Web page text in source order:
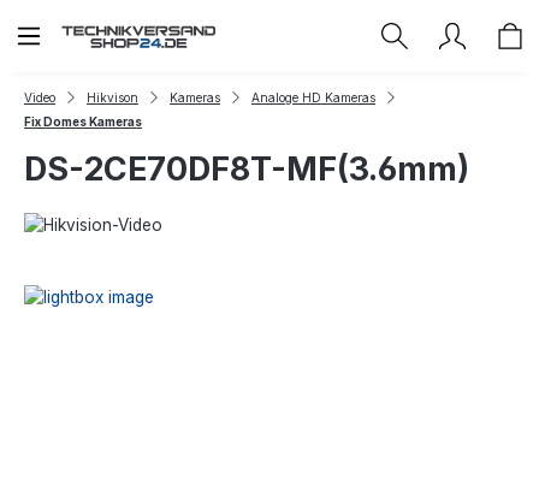
Zum Hauptinhalt springen
Video Hikvison Kameras
Analoge HD Kameras
Fix Domes Kameras
DS-2CE70DF8T-MF(3.6mm)